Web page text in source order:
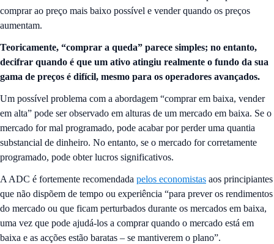
comprar ao preço mais baixo possível e vender quando os preços
aumentam.
Teoricamente, “comprar a queda” parece simples; no entanto,
decifrar quando é que um ativo atingiu realmente o fundo da sua
gama de preços é difícil, mesmo para os operadores avançados.
Um possível problema com a abordagem “comprar em baixa, vender
em alta” pode ser observado em alturas de um mercado em baixa. Se o
mercado for mal programado, pode acabar por perder uma quantia
substancial de dinheiro. No entanto, se o mercado for corretamente
programado, pode obter lucros significativos.
A ADC é fortemente recomendada pelos economistas aos principiantes
que não dispõem de tempo ou experiência “para prever os rendimentos
do mercado ou que ficam perturbados durante os mercados em baixa,
uma vez que pode ajudá-los a comprar quando o mercado está em
baixa e as acções estão baratas – se mantiverem o plano”.